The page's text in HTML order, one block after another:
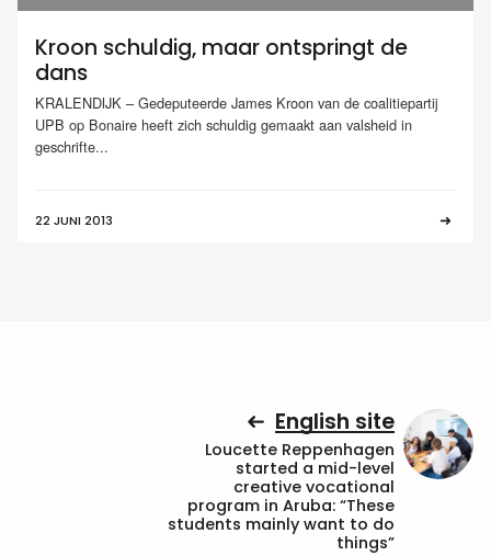
Kroon schuldig, maar ontspringt de
dans
KRALENDIJK – Gedeputeerde James Kroon van de coalitiepartij
UPB op Bonaire heeft zich schuldig gemaakt aan valsheid in
geschrifte...
22 JUNI 2013
English site
Loucette Reppenhagen
started a mid-level
creative vocational
program in Aruba: “These
students mainly want to do
things”